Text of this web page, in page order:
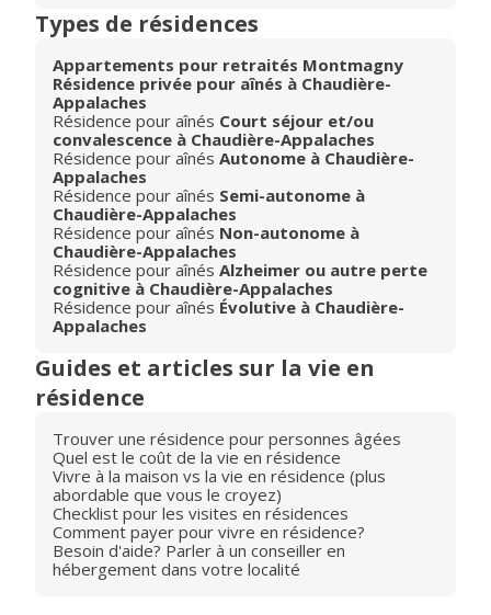
Types de résidences
Appartements pour retraités Montmagny
Résidence privée pour aînés à Chaudière-
Appalaches
Résidence pour aînés Court séjour et/ou
convalescence à Chaudière-Appalaches
Résidence pour aînés Autonome à Chaudière-
Appalaches
Résidence pour aînés Semi-autonome à
Chaudière-Appalaches
Résidence pour aînés Non-autonome à
Chaudière-Appalaches
Résidence pour aînés Alzheimer ou autre perte
cognitive à Chaudière-Appalaches
Résidence pour aînés Évolutive à Chaudière-
Appalaches
Guides et articles sur la vie en
résidence
Trouver une résidence pour personnes âgées
Quel est le coût de la vie en résidence
Vivre à la maison vs la vie en résidence (plus
abordable que vous le croyez)
Checklist pour les visites en résidences
Comment payer pour vivre en résidence?
Besoin d'aide? Parler à un conseiller en
hébergement dans votre localité